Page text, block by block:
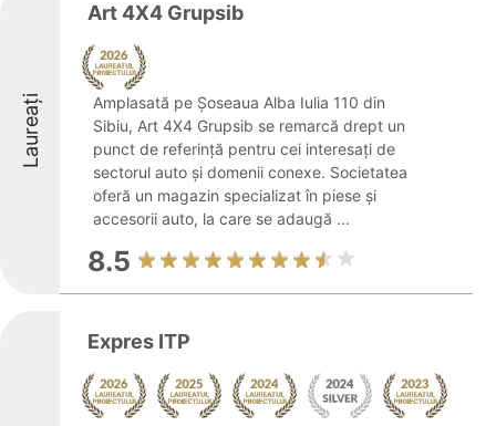
Laureați
Art 4X4 Grupsib
Amplasată pe Șoseaua Alba Iulia 110 din
Sibiu, Art 4X4 Grupsib se remarcă drept un
punct de referință pentru cei interesați de
sectorul auto și domenii conexe. Societatea
oferă un magazin specializat în piese și
accesorii auto, la care se adaugă ...
8.5
Expres ITP